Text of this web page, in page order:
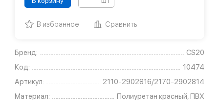
Бренд:
CS20
Код:
10474
Артикул:
2110-2902816/2170-2902814
Материал:
Полиуретан красный, ПВХ
В избранное Сравнить